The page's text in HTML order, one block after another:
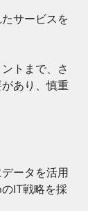
サービスを
トまで、さ
あり、慎重
ータを活用
IT戦略を採